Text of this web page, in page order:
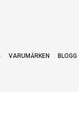
VARUMÄRKEN BLOGG